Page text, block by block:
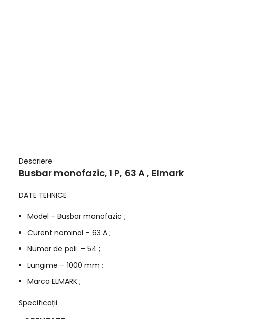
Descriere
Busbar monofazic, 1 P, 63 A , Elmark
DATE TEHNICE
Model – Busbar monofazic ;
Curent nominal – 63 A ;
Numar de poli – 54 ;
Lungime – 1000 mm ;
Marca ELMARK ;
Specificații